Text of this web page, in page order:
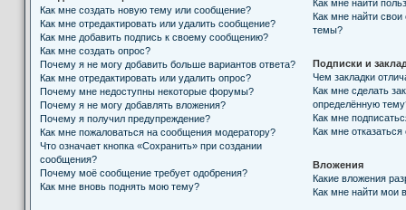
Как мне создать новую тему или сообщение?
Как мне отредактировать или удалить сообщение?
Как мне добавить подпись к своему сообщению?
Как мне создать опрос?
Почему я не могу добавить больше вариантов ответа?
Как мне отредактировать или удалить опрос?
Почему мне недоступны некоторые форумы?
Почему я не могу добавлять вложения?
Почему я получил предупреждение?
Как мне пожаловаться на сообщения модератору?
Что означает кнопка «Сохранить» при создании
сообщения?
Почему моё сообщение требует одобрения?
Как мне вновь поднять мою тему?
Как мне найти
Как мне найти
темы?
Подписки и
Чем закладки
Как мне сделать
определённую
Как мне
Как мне отказаться
Вложения
Какие вложения
Как мне найти мои